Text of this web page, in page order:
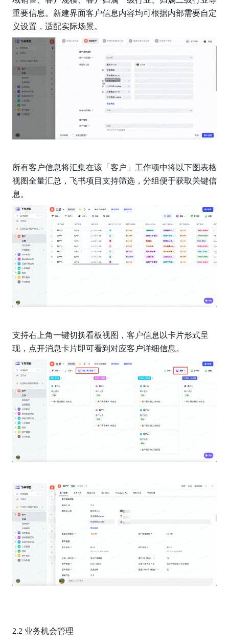
重要信息。新建界面客户信息内容均可根据内部需要自定
义设置，适配实际场景。
所有客户信息将汇集在该「客户」工作项中将以下图表格
视图全量汇总，飞书项目支持筛选，分组便于获取关键信
息。
支持右上角一键切换看板视图，客户信息以卡片形式呈
现，点开消息卡片即可看到对应客户详细信息。
2.2 业务机会管理